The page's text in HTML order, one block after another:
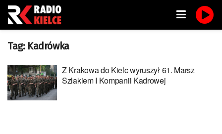
Tag: Kadrówka
Z Krakowa do Kielc wyruszył 61. Marsz
Szlakiem I Kompanii Kadrowej